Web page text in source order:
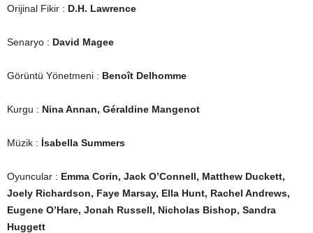
Orijinal Fikir : D.H. Lawrence
Senaryo : David Magee
Görüntü Yönetmeni : Benoît Delhomme
Kurgu : Nina Annan, Géraldine Mangenot
Müzik : İsabella Summers
Oyuncular : Emma Corin, Jack O’Connell, Matthew Duckett,
Joely Richardson, Faye Marsay, Ella Hunt, Rachel Andrews,
Eugene O’Hare, Jonah Russell, Nicholas Bishop, Sandra
Huggett